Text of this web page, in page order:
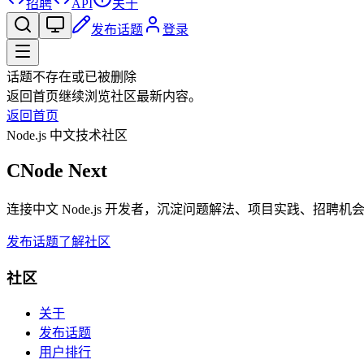
招聘 API
关于
发布话题
登录
话题不存在或已被删除
返回首页继续浏览社区最新内容。
返回首页
Node.js 中文技术社区
CNode Next
连接中文 Node.js 开发者，沉淀问题解法、项目实践、招聘机会
发布话题了解社区
社区
关于
发布话题
用户排行